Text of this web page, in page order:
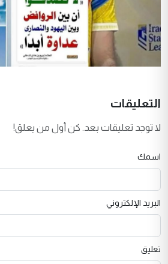
التعليقات
لا توجد تعليقات بعد. كن أول من يعلق!
اسمك
البريد الإلكتروني
تعليق